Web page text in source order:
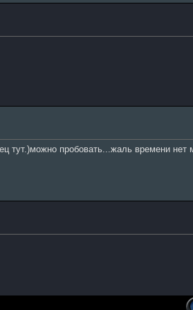
тут.)можно пробовать...жаль времени нет